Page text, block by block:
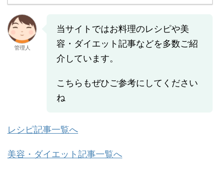
管理人
当サイトではお料理のレシピや美
容・ダイエット記事などを多数ご紹
介しています。
こちらもぜひご参考にしてください
ね
レシピ記事一覧へ
美容・ダイエット記事一覧へ